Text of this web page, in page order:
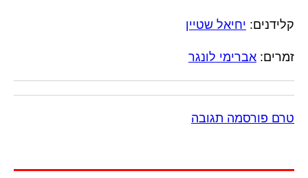
קלידנים: יחיאל שטיין
זמרים: אברימי לונגר
טרם פורסמה תגובה